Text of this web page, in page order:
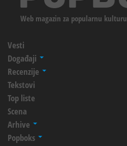
Web magazin za popularnu kulturu
Vesti
Događaji
Recenzije
Tekstovi
Top liste
Scena
Arhive
Popboks